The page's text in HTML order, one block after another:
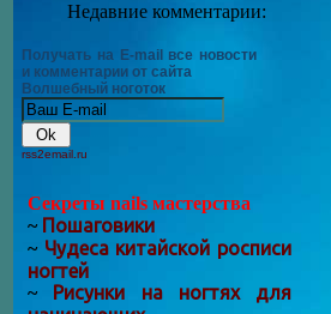
Недавние комментарии:
Получать на E-mail все новости
и комментарии от сайта
Волшебный ноготок
rss2email.ru
Секреты nails мастерства
~ Пошаговики
~ Чудеса китайской росписи
ногтей
~ Рисунки на ногтях для